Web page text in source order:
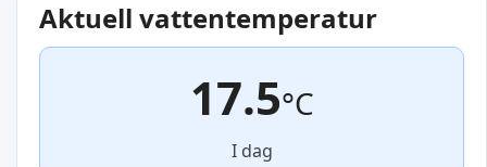
Aktuell vattentemperatur
17.5°C
I dag